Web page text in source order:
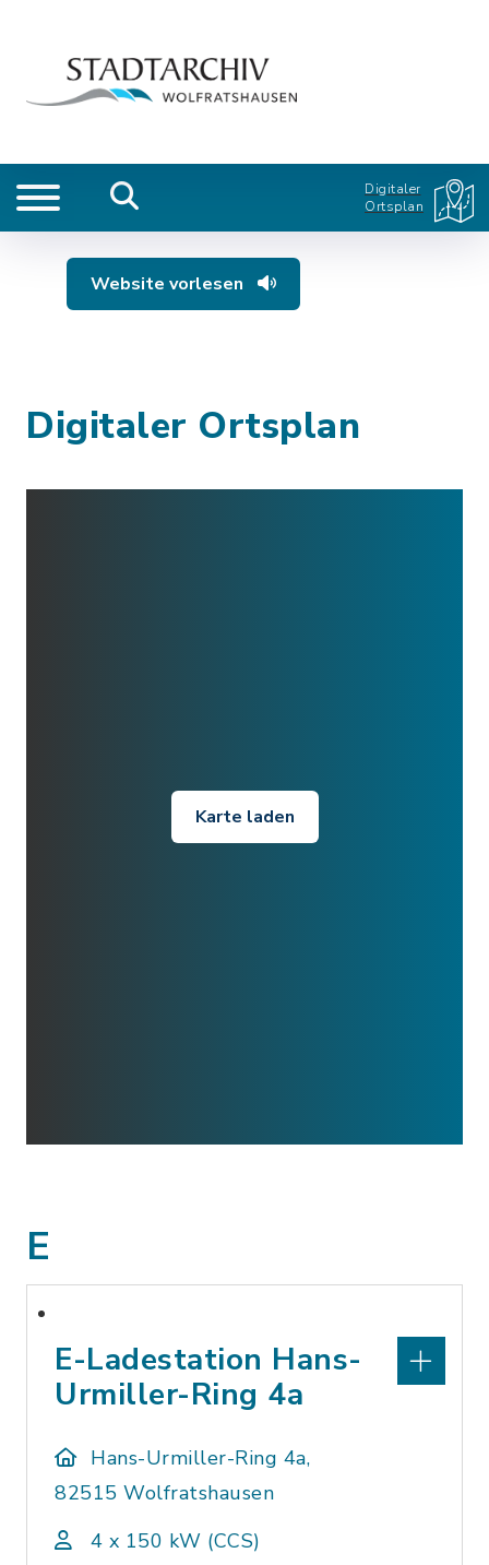
Digitaler
Ortsplan
Website vorlesen
Digitaler Ortsplan
Karte laden
E
E-Ladestation Hans-
Urmiller-Ring 4a
Hans-Urmiller-Ring 4a,
82515 Wolfratshausen
4 x 150 kW (CCS)